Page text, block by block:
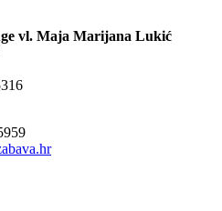
vl. Maja Marijana Lukić